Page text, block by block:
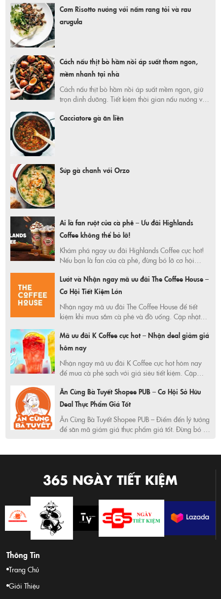
Cơm Risotto nướng với nấm rang tỏi và rau
arugula
Cách nấu thịt bò hầm nồi áp suất thơm ngon,
mềm nhanh tại nhà
Cách nấu thịt bò hầm nồi áp suất mềm ngon, giữ
trọn dinh dưỡng. Tiết kiệm thời gian nấu nướng với
Kiệm. Mua nguyên liệu và nồi áp suất tiện lợi, giá
Cacciatore gà ăn liền
Súp gà chanh với Orzo
Ai là fan ruột của cà phê – Ưu đãi Highlands
Coffee không thể bỏ lỡ!
Khám phá ngay ưu đãi Highlands Coffee cực hot!
Nếu bạn là fan của cà phê, đừng bỏ lỡ cơ hội
ly cà phê thơm ngon với mức giá siêu tiết kiệm.
Đọc bài viết để biết chi tiết và cách nhận ưu đãi!
Lướt và Nhận ngay mã ưu đãi The Coffee House –
Cơ Hội Tiết Kiệm Lớn
Nhận ngay mã ưu đãi The Coffee House để tiết
kiệm khi mua sắm cà phê và đồ uống. Cập nhật
Kiệm. Nhanh tay săn deal và thưởng thức cà phê
ngon giá rẻ ngay hôm nay!
Mã ưu đãi K Coffee cực hot – Nhận deal giảm giá
hôm nay
Nhận ngay mã ưu đãi K Coffee cực hot hôm nay
để mua cà phê sạch với giá siêu tiết kiệm. Cập
chia sẻ ưu đãi và kinh nghiệm tiêu dùng thông
minh.
Ăn Cùng Bà Tuyết Shopee PUB – Cơ Hội Sở Hữu
Deal Thực Phẩm Giá Tốt
Ăn Cùng Bà Tuyết Shopee PUB – Điểm đến lý tưởng
để săn mã giảm giá thực phẩm giá tốt. Đừng bỏ lỡ
365 NGÀY TIẾT KIỆM
Thông Tin
Trang Chủ
Giới Thiệu